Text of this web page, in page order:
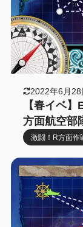
2022年6月28
【春イベ
方面航空部
激闘！R方面作